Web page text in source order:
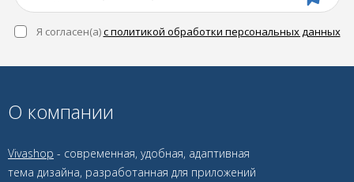
Я согласен(a)с политикой обработки персональных данных
О компании
Vivashop - современная, удобная, адаптивная
тема дизайна, разработанная для приложений